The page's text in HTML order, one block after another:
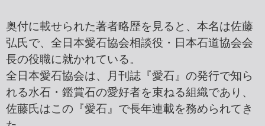
奥付に載せられた著者略歴を見ると、本名は佐藤
弘氏で、全日本愛石協会相談役・日本石道協会会
長の役職に就かれている。
全日本愛石協会は、月刊誌『愛石』の発行で知ら
れる水石・鑑賞石の愛好者を束ねる組織であり、
佐藤氏はこの『愛石』で長年連載を務められてき